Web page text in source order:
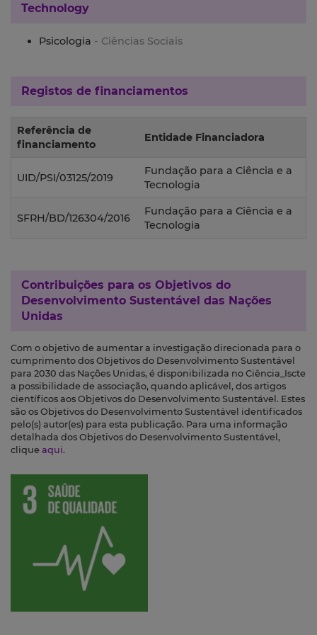
Technology
Psicologia - Ciências Sociais
Registos de financiamentos
Referência de
financiamento
Entidade Financiadora
UID/PSI/03125/2019
Fundação para a Ciência e a
Tecnologia
SFRH/BD/126304/2016
Fundação para a Ciência e a
Tecnologia
Contribuições para os Objetivos do
Desenvolvimento Sustentável das Nações
Unidas
Com o objetivo de aumentar a investigação direcionada para o
cumprimento dos Objetivos do Desenvolvimento Sustentável
para 2030 das Nações Unidas, é disponibilizada no Ciência_Iscte
a possibilidade de associação, quando aplicável, dos artigos
científicos aos Objetivos do Desenvolvimento Sustentável. Estes
são os Objetivos do Desenvolvimento Sustentável identificados
pelo(s) autor(es) para esta publicação. Para uma informação
detalhada dos Objetivos do Desenvolvimento Sustentável,
clique aqui.